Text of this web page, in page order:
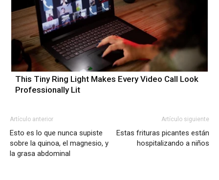
This Tiny Ring Light Makes Every Video Call Look
Professionally Lit
Artículo anterior
Esto es lo que nunca supiste
sobre la quinoa, el magnesio, y
la grasa abdominal
Artículo siguiente
Estas frituras picantes están
hospitalizando a niños